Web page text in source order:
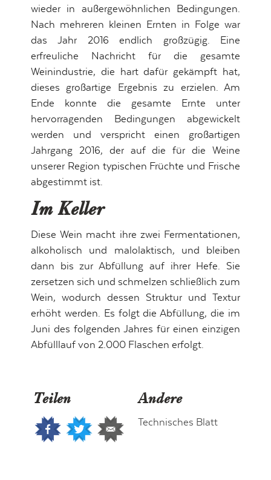
wieder in außergewöhnlichen Bedingungen.
Nach mehreren kleinen Ernten in Folge war
das Jahr 2016 endlich großzügig. Eine
erfreuliche Nachricht für die gesamte
Weinindustrie, die hart dafür gekämpft hat,
dieses großartige Ergebnis zu erzielen. Am
Ende konnte die gesamte Ernte unter
hervorragenden Bedingungen abgewickelt
werden und verspricht einen großartigen
Jahrgang 2016, der auf die für die Weine
unserer Region typischen Früchte und Frische
abgestimmt ist.
Im Keller
Diese Wein macht ihre zwei Fermentationen,
alkoholisch und malolaktisch, und bleiben
dann bis zur Abfüllung auf ihrer Hefe. Sie
zersetzen sich und schmelzen schließlich zum
Wein, wodurch dessen Struktur und Textur
erhöht werden. Es folgt die Abfüllung, die im
Juni des folgenden Jahres für einen einzigen
Abfülllauf von 2.000 Flaschen erfolgt.
Teilen Andere
Technisches Blatt